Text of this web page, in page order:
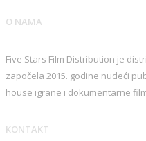
O NAMA
Five Stars Film Distribution je
započela 2015. godine nudeći
house igrane i dokumentarne
KONTAKT